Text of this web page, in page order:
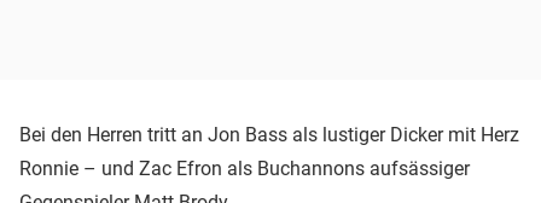
Bei den Herren tritt an Jon Bass als lustiger Dicker mit Herz
Ronnie – und Zac Efron als Buchannons aufsässiger